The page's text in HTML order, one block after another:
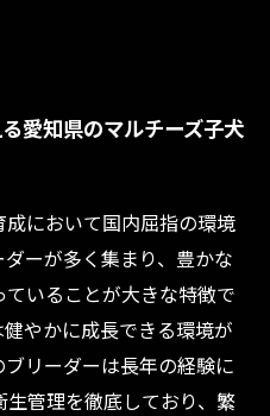
愛知県のマルチーズ子犬
において国内屈指の環境
ーが多く集まり、豊かな
いることが大きな特徴で
やかに成長できる環境が
リーダーは長年の経験に
管理を徹底しており、繁